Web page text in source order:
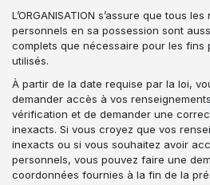
L’ORGANISATION s’assure que tous
personnels en sa possession sont
complets que nécessaire pour les fins
utilisés.
À partir de la date requise par la loi,
demander accès à vos
vérification et de demander une
inexacts. Si vous croyez que vos
inexacts ou si vous souhaitez avoir
personnels, vous pouvez faire une
coordonnées fournies à la fin de la